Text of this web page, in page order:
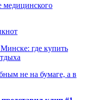
медицинского
где купить
не на бумаге, а в